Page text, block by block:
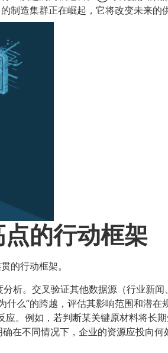
制造集群正在崛起，它将改变未来的
的行动框架
的行动框架。
分析。交叉验证其他数据源（行业新
么”的跨越，评估其影响范围和潜在
应。例如，若判断某关键原材料将长
在不同情况下，企业的资源应投向